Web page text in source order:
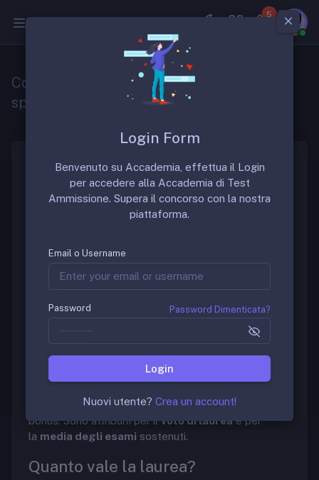
5
Come si calcola il punteggio per la
specializzazione medicina
Come si calcola il punteggio per la
specializzazione in medicina
è composto da140 domande
0,25 punti per ogni risposta errata
non date sono ininfluenti. Ilpunteggio massimo
raggiungibile è quindi di 140 punti
domandepreviste.
Come funzionano i punti cv?
massimo di 7 punti, i cosiddettipunti cvo punti
bonus. Sono attribuiti per ilvoto di laureae per
la media degli esami sostenuti.
Quanto vale la laurea?
Login Form
Benvenuto su Accademia, effettua il Login
per accedere alla Accademia di Test
Ammissione. Supera il concorso con la nostra
piattaforma.
Email o Username
Password Password Dimenticata?
Login
Nuovi utente? Crea un account!